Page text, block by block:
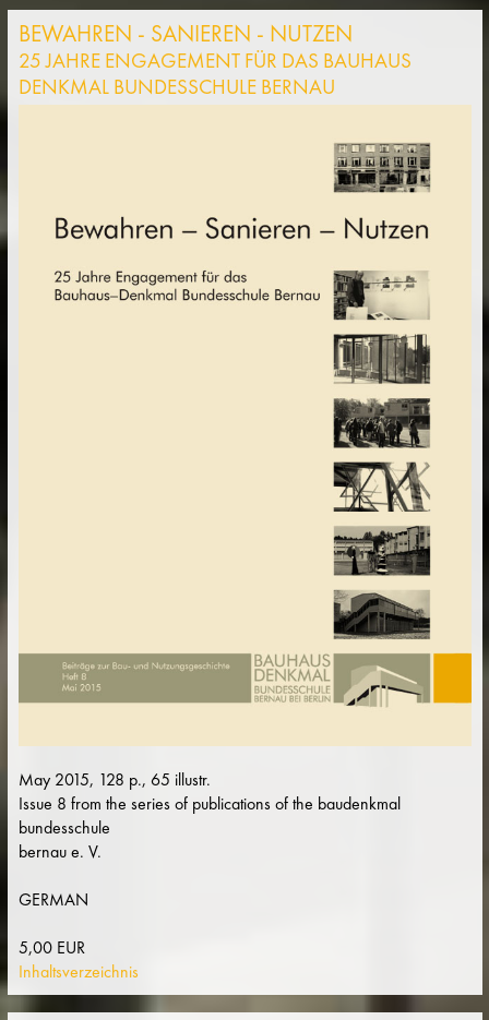
BEWAHREN - SANIEREN - NUTZEN
25 JAHRE ENGAGEMENT FÜR DAS BAUHAUS
DENKMAL BUNDESSCHULE BERNAU
May 2015, 128 p., 65 illustr.
Issue 8 from the series of publications of the baudenkmal
bundesschule
bernau e. V.
GERMAN
5,00 EUR
Inhaltsverzeichnis